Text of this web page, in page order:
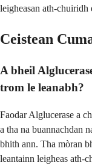
leigheasan ath-chuiridh
Ceistean
A bheil
trom le leanabh?
Faodar Alglucerase a
a tha na buannachdan
bhith ann. Tha mòran
leantainn leigheas ath-